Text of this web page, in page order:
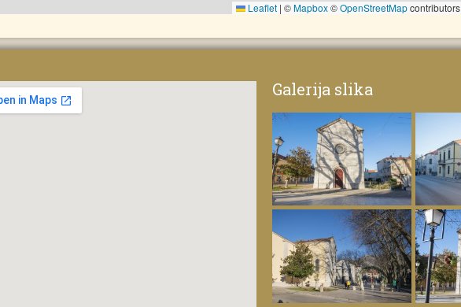
Leaflet | ©Mapbox©OpenStreetMapcontributors
Galerija slika